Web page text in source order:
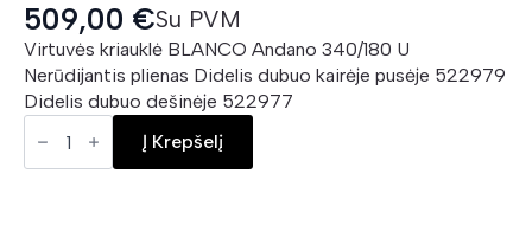
509,00 €Su PVM
Virtuvės kriauklė BLANCO Andano 340/180 U
Nerūdijantis plienas Didelis dubuo kairėje pusėje 522979
Didelis dubuo dešinėje 522977
BLANCO
Andano
Į Krepšelį